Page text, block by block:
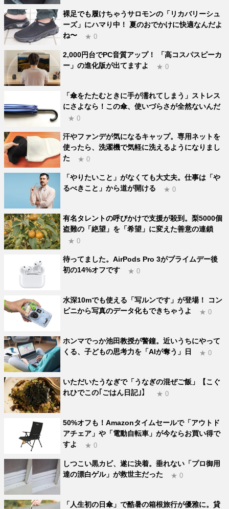
裸足でも履けちゃうサロモンの「リカバリーシュ
ーズ」にハマり中！ 夏のおでかけに快適なんだよ
ね〜
★ 0
2,000円台でPC音質アップ！ 「高コスパスピーカ
ー」の進化版が出てますよ
★ 0
「傘をたたむときに手が濡れてしまう」ストレス
にさよなら！この傘、使いづらさが全然ないんだ
★ 0
汗やファンデが気になるキャップ。専用ネットを
使ったら、洗濯機で気軽に洗えるようになりまし
た
★ 0
「やりたいこと」がなくても大丈夫。仕事は「や
るべきこと」から道が開ける
★ 0
有名タレントの呼びかけで支援が殺到。梨5000個
盗難の「絶望」を「希望」に変えた善意の連鎖
★ 0
待ってました。AirPods Pro 3がプライムデー後
初の14%オフです
★ 0
水深10mでも使える「写ルンです」が登場！ コン
ビニから写真のデータ化もできちゃうよ
★ 0
ホンマでっか池田教授が警鐘。近いうちにやって
くる、子どもの思考力を「AIが奪う」日
★ 0
いただいたうなぎで「うなぎの混ぜご飯」【こぐ
れひでこの｢ごはん日記｣】
★ 0
50%オフも！Amazonタイムセールで「アウトド
アチェア」や「電動自転車」が今ならお買い得で
すよ
★ 0
しつこい黒カビ、遂に決着。垂れない「プロ御用
達の漂白ゲル」が救世主だった
★ 0
「人生初の日傘」で酷暑の箱根旅行が優雅に。貸